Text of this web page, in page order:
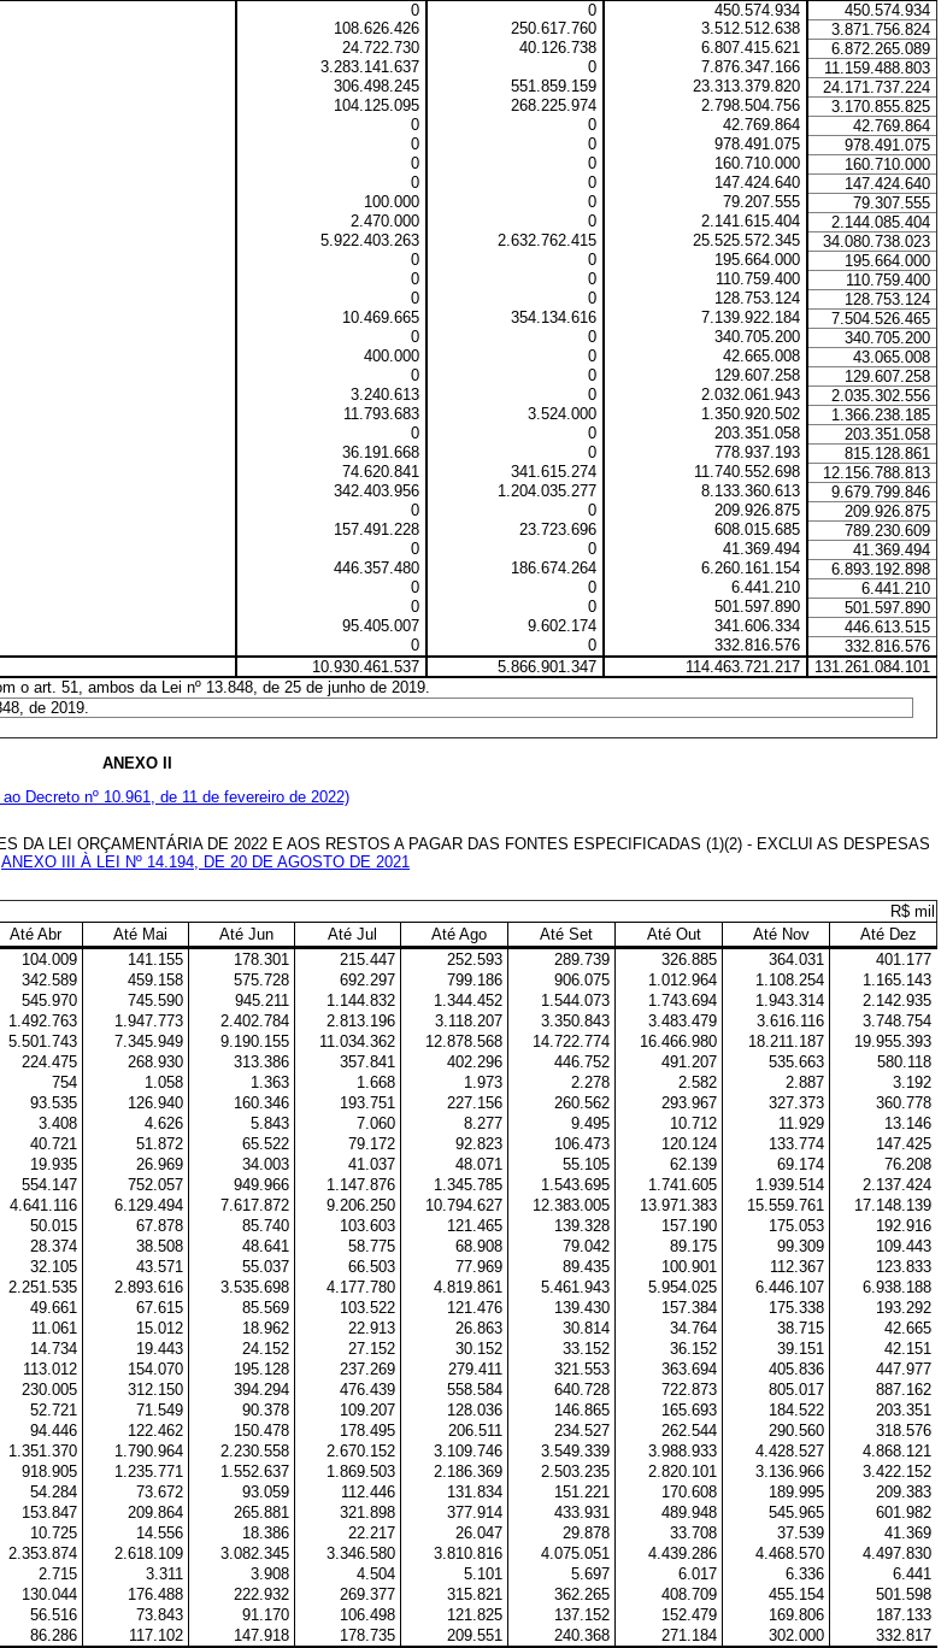
0 0 450.574.934
450.574.934
108.626.426 250.617.760 3.512.512.638
3.871.756.824
24.722.730 40.126.738 6.807.415.621
6.872.265.089
3.283.141.637 0 7.876.347.166
11.159.488.803
306.498.245 551.859.159 23.313.379.820
24.171.737.224
104.125.095 268.225.974 2.798.504.756
3.170.855.825
0 0 42.769.864
42.769.864
0 0 978.491.075
978.491.075
0 0 160.710.000
160.710.000
0 0 147.424.640
147.424.640
100.000 0 79.207.555
79.307.555
2.470.000 0 2.141.615.404
2.144.085.404
5.922.403.263 2.632.762.415 25.525.572.345
34.080.738.023
0 0 195.664.000
195.664.000
0 0 110.759.400
110.759.400
0 0 128.753.124
128.753.124
10.469.665 354.134.616 7.139.922.184
7.504.526.465
0 0 340.705.200
340.705.200
400.000 0 42.665.008
43.065.008
0 0 129.607.258
129.607.258
3.240.613 0 2.032.061.943
2.035.302.556
11.793.683 3.524.000 1.350.920.502
1.366.238.185
0 0 203.351.058
203.351.058
36.191.668 0 778.937.193
815.128.861
74.620.841 341.615.274 11.740.552.698
12.156.788.813
342.403.956 1.204.035.277 8.133.360.613
9.679.799.846
0 0 209.926.875
209.926.875
157.491.228 23.723.696 608.015.685
789.230.609
0 0 41.369.494
41.369.494
446.357.480 186.674.264 6.260.161.154
6.893.192.898
0 0 6.441.210
6.441.210
0 0 501.597.890
501.597.890
95.405.007 9.602.174 341.606.334
446.613.515
0 0 332.816.576
332.816.576
10.930.461.537 5.866.901.347 114.463.721.217
131.261.084.101
o art. 51, ambos da Lei nº 13.848, de 25 de junho de 2019.
de 2019.
ANEXO II
Decreto nº 10.961, de 11 de fevereiro de 2022)
DA LEI ORÇAMENTÁRIA DE 2022 E AOS RESTOS A PAGAR DAS FONTES ESPECIFICADAS (1)(2) - EXCLUI AS DESPESAS
ANEXO III À LEI Nº 14.194, DE 20 DE AGOSTO DE 2021
R$ mil
Até Abr Até Mai Até Jun Até Jul Até Ago Até Set Até Out Até Nov
Até Dez
104.009 141.155 178.301 215.447 252.593 289.739 326.885 364.031
401.177
342.589 459.158 575.728 692.297 799.186 906.075 1.012.964 1.108.254
1.165.143
545.970 745.590 945.211 1.144.832 1.344.452 1.544.073 1.743.694 1.943.314
2.142.935
1.492.763 1.947.773 2.402.784 2.813.196 3.118.207 3.350.843 3.483.479 3.616.116
3.748.754
5.501.743 7.345.949 9.190.155 11.034.362 12.878.568 14.722.774 16.466.980 18.211.187
19.955.393
224.475 268.930 313.386 357.841 402.296 446.752 491.207 535.663
580.118
754 1.058 1.363 1.668 1.973 2.278 2.582 2.887
3.192
93.535 126.940 160.346 193.751 227.156 260.562 293.967 327.373
360.778
3.408 4.626 5.843 7.060 8.277 9.495 10.712 11.929
13.146
40.721 51.872 65.522 79.172 92.823 106.473 120.124 133.774
147.425
19.935 26.969 34.003 41.037 48.071 55.105 62.139 69.174
76.208
554.147 752.057 949.966 1.147.876 1.345.785 1.543.695 1.741.605 1.939.514
2.137.424
4.641.116 6.129.494 7.617.872 9.206.250 10.794.627 12.383.005 13.971.383 15.559.761
17.148.139
50.015 67.878 85.740 103.603 121.465 139.328 157.190 175.053
192.916
28.374 38.508 48.641 58.775 68.908 79.042 89.175 99.309
109.443
32.105 43.571 55.037 66.503 77.969 89.435 100.901 112.367
123.833
2.251.535 2.893.616 3.535.698 4.177.780 4.819.861 5.461.943 5.954.025 6.446.107
6.938.188
49.661 67.615 85.569 103.522 121.476 139.430 157.384 175.338
193.292
11.061 15.012 18.962 22.913 26.863 30.814 34.764 38.715
42.665
14.734 19.443 24.152 27.152 30.152 33.152 36.152 39.151
42.151
113.012 154.070 195.128 237.269 279.411 321.553 363.694 405.836
447.977
230.005 312.150 394.294 476.439 558.584 640.728 722.873 805.017
887.162
52.721 71.549 90.378 109.207 128.036 146.865 165.693 184.522
203.351
94.446 122.462 150.478 178.495 206.511 234.527 262.544 290.560
318.576
1.351.370 1.790.964 2.230.558 2.670.152 3.109.746 3.549.339 3.988.933 4.428.527
4.868.121
918.905 1.235.771 1.552.637 1.869.503 2.186.369 2.503.235 2.820.101 3.136.966
3.422.152
54.284 73.672 93.059 112.446 131.834 151.221 170.608 189.995
209.383
153.847 209.864 265.881 321.898 377.914 433.931 489.948 545.965
601.982
10.725 14.556 18.386 22.217 26.047 29.878 33.708 37.539
41.369
2.353.874 2.618.109 3.082.345 3.346.580 3.810.816 4.075.051 4.439.286 4.468.570
4.497.830
2.715 3.311 3.908 4.504 5.101 5.697 6.017 6.336
6.441
130.044 176.488 222.932 269.377 315.821 362.265 408.709 455.154
501.598
56.516 73.843 91.170 106.498 121.825 137.152 152.479 169.806
187.133
86.286 117.102 147.918 178.735 209.551 240.368 271.184 302.000 332.817